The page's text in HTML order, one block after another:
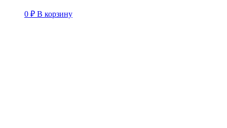
0 ₽ В корзину